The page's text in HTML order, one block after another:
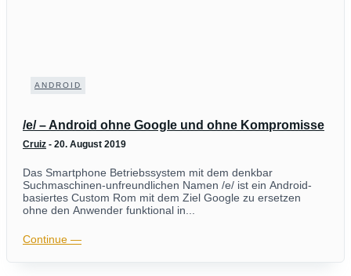
ANDROID
/e/ – Android ohne Google und ohne Kompromisse
Cruiz - 20. August 2019
Das Smartphone Betriebssystem mit dem denkbar
Suchmaschinen-unfreundlichen Namen /e/ ist ein Android-
basiertes Custom Rom mit dem Ziel Google zu ersetzen
ohne den Anwender funktional in...
Continue ―